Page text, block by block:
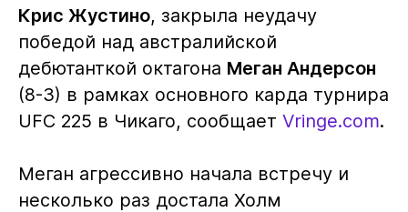
Крис Жустино, закрыла неудачу
победой над австралийской
дебютанткой октагона Меган Андерсон
(8-3) в рамках основного карда турнира
UFC 225 в Чикаго, сообщает Vringe.com.
Меган агрессивно начала встречу и
несколько раз достала Холм